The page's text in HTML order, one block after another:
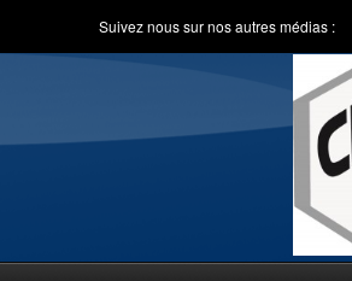
Suivez nous sur nos autres médias :